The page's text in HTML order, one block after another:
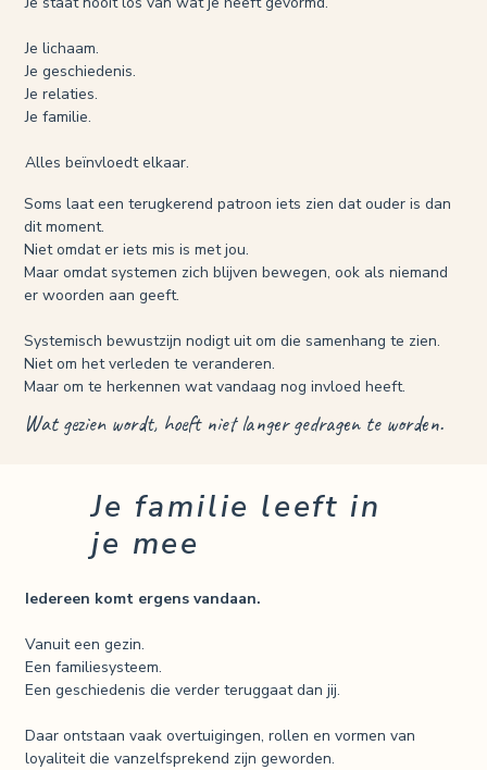
Je lichaam.
Je geschiedenis.
Je relaties.
Je familie.
Alles beïnvloedt elkaar.
Soms laat een terugkerend patroon iets zien dat ouder is dan
dit moment.
Niet omdat er iets mis is met jou.
Maar omdat systemen zich blijven bewegen, ook als niemand
er woorden aan geeft.
Systemisch bewustzijn nodigt uit om die samenhang te zien.
Niet om het verleden te veranderen.
Maar om te herkennen wat vandaag nog invloed heeft.
Wat gezien wordt, hoeft niet langer gedragen te worden.
Je familie leeft in
je mee
Iedereen komt ergens vandaan.
Vanuit een gezin.
Een familiesysteem.
Een geschiedenis die verder teruggaat dan jij.
Daar ontstaan vaak overtuigingen, rollen en vormen van
loyaliteit die vanzelfsprekend zijn geworden.